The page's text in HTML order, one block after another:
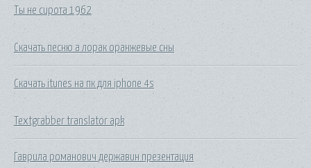
Ты не сирота 1962
Скачать песню а лорак оранжевые сны
Скачать itunes на пк для iphone 4s
Textgrabber translator apk
Гаврила романович державин презентация